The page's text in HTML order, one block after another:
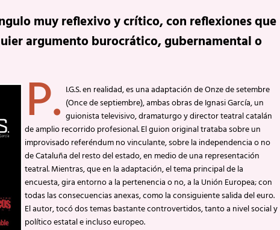
muy reflexivo y crítico, con reflexiones que
argumento burocrático, gubernamental o
P. I.G.S. en realidad, es una adaptación de Onze de setembre
(Once de septiembre), ambas obras de Ignasi García, un
guionista televisivo, dramaturgo y director teatral catalán
de amplio recorrido profesional. El guion original trataba sobre un
improvisado referéndum no vinculante, sobre la independencia o no
de Cataluña del resto del estado, en medio de una representación
teatral. Mientras, que en la adaptación, el tema principal de la
encuesta, gira entorno a la pertenencia o no, a la Unión Europea; con
todas las consecuencias anexas, como la consiguiente salida del euro.
El autor, tocó dos temas bastante controvertidos, tanto a nivel social y
político estatal e incluso europeo.